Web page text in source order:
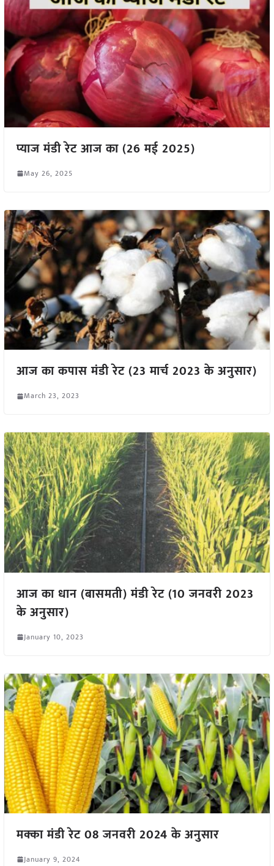
प्याज मंडी रेट आज का (26 मई 2025)
May 26, 2025
आज का कपास मंडी रेट (23 मार्च 2023 के अनुसार)
March 23, 2023
आज का धान (बासमती) मंडी रेट (10 जनवरी 2023
के अनुसार)
January 10, 2023
मक्का मंडी रेट 08 जनवरी 2024 के अनुसार
January 9, 2024